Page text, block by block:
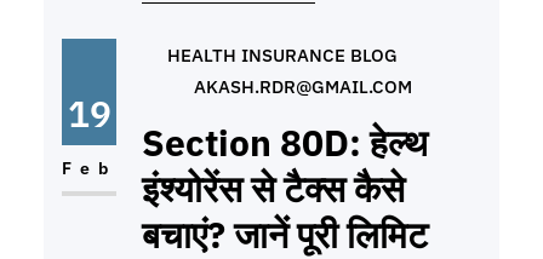
Benefits) क्या आप इस योजना के पात्र हैं?
(Eligibility Check) यह योजना मुख्य रूप से
19
Feb
HEALTH INSURANCE BLOG
AKASH.RDR@GMAIL.COM
Section 80D: हेल्थ
इंश्योरेंस से टैक्स कैसे
बचाएं? जानें पूरी लिमिट